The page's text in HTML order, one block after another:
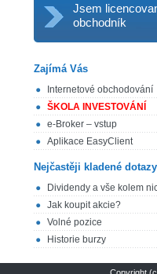
Jsem
obchodník
Zajímá Vás
Internetové obchodování
ŠKOLA INVESTOVÁNÍ
e-Broker – vstup
Aplikace EasyClient
Nejčastěji kladené dotazy
Dividendy a vše kolem
Jak koupit akcie?
Volné pozice
Historie burzy